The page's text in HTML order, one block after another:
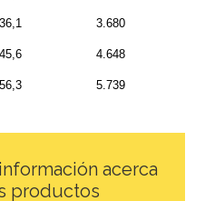
36,1 3.680
45,6 4.648
56,3 5.739
acerca
productos